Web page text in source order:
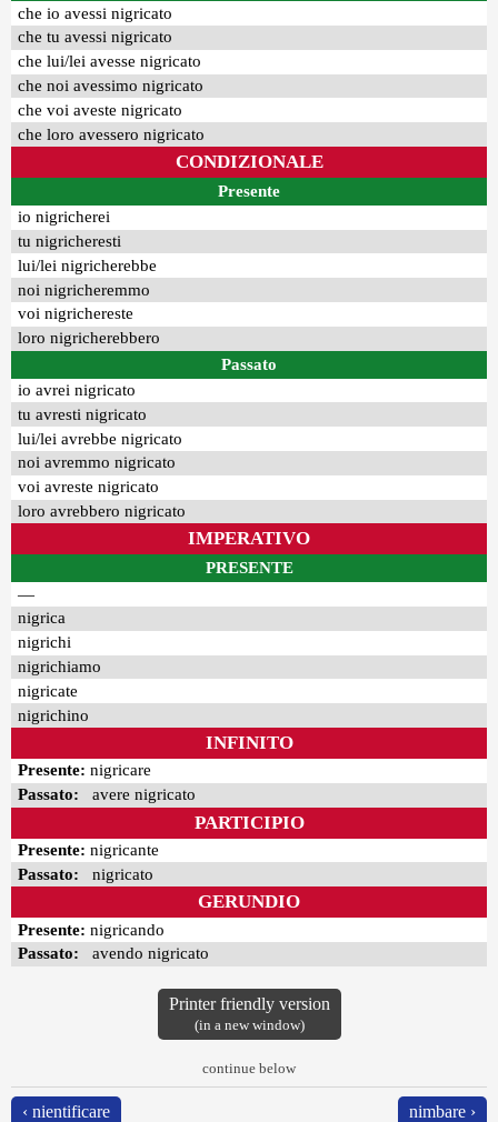
che io avessi nigricato
che tu avessi nigricato
che lui/lei avesse nigricato
che noi avessimo nigricato
che voi aveste nigricato
che loro avessero nigricato
CONDIZIONALE
Presente
io nigricherei
tu nigricheresti
lui/lei nigricherebbe
noi nigricheremmo
voi nigrichereste
loro nigricherebbero
Passato
io avrei nigricato
tu avresti nigricato
lui/lei avrebbe nigricato
noi avremmo nigricato
voi avreste nigricato
loro avrebbero nigricato
IMPERATIVO
PRESENTE
—
nigrica
nigrichi
nigrichiamo
nigricate
nigrichino
INFINITO
Presente: nigricare
Passato: avere nigricato
PARTICIPIO
Presente: nigricante
Passato: nigricato
GERUNDIO
Presente: nigricando
Passato: avendo nigricato
Printer friendly version
(in a new window)
continue below
‹ nientificare nimbare ›